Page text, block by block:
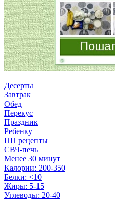
Десерты
Завтрак
Обед
Перекус
Праздник
Ребенку
ПП рецепты
СВЧ-печь
Менее 30 минут
Калории: 200-350
Белки: <10
Жиры: 5-15
Углеводы: 20-40